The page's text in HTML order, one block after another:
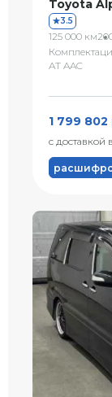
Toyota
3.5
125 000 км
AT AAC
1 799 802
с доставкой